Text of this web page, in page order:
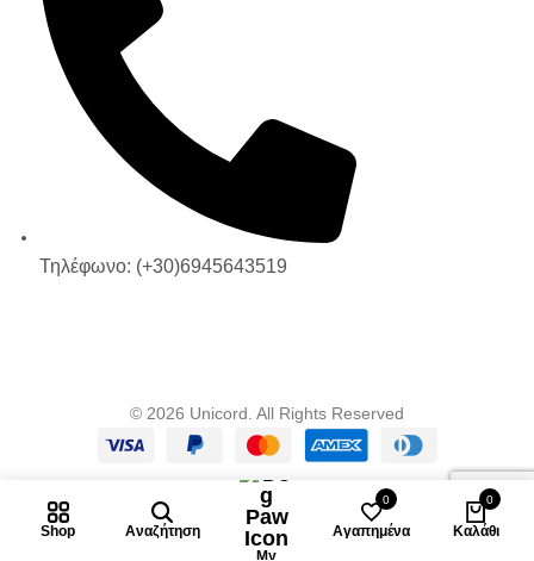
Τηλέφωνο: (+30)6945643519
© 2026 Unicord. All Rights Reserved
Shop
Αναζήτηση
My
0
Αγαπημένα
0
Καλάθι